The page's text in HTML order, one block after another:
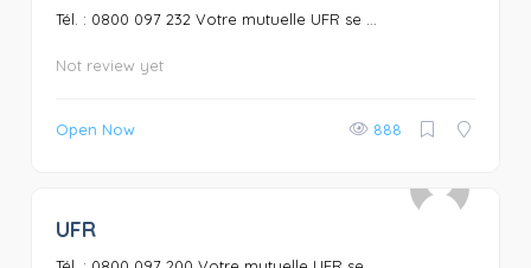
Tél. : 0800 097 232 Votre mutuelle UFR se ...
Not review yet
Open Now 888
UFR